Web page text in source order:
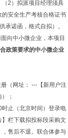
2）拟派项目经理须具
安全生产考核合格证书
承诺函，格式自拟）。
向中小微企业，本项目
政策要求的中小微企业
（网址： ---【新用户注
；
时止（北京时间）登录电
栏下载拟投标段采购文
售后不退。联合体参与